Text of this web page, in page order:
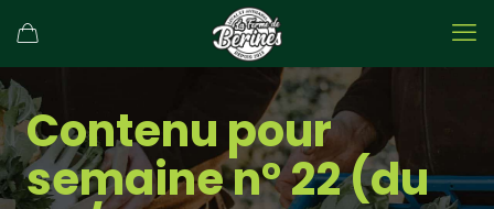
Contenu pour
semaine n° 22 (du